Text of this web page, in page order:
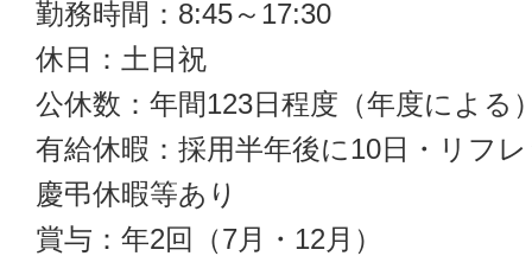
勤務時間：8:45～17:30
休日：土日祝
公休数：年間123日程度（年度による
有給休暇：採用半年後に10日・リフ
慶弔休暇等あり
賞与：年2回（7月・12月）